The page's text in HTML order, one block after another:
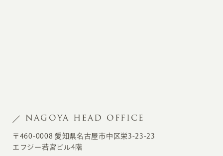
NAGOYA HEAD OFFICE
〒460-0008 愛知県名古屋市中区栄3-23-23
エフジー若宮ビル4階